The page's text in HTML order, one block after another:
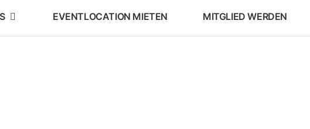
EVENTLOCATION MIETEN MITGLIED WERDEN